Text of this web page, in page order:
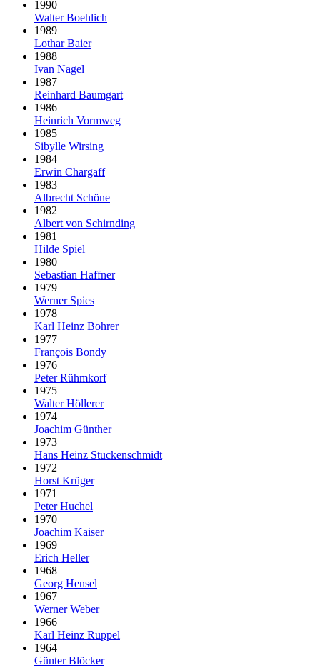
1990
Walter Boehlich
1989
Lothar Baier
1988
Ivan Nagel
1987
Reinhard Baumgart
1986
Heinrich Vormweg
1985
Sibylle Wirsing
1984
Erwin Chargaff
1983
Albrecht Schöne
1982
Albert von Schirnding
1981
Hilde Spiel
1980
Sebastian Haffner
1979
Werner Spies
1978
Karl Heinz Bohrer
1977
François Bondy
1976
Peter Rühmkorf
1975
Walter Höllerer
1974
Joachim Günther
1973
Hans Heinz Stuckenschmidt
1972
Horst Krüger
1971
Peter Huchel
1970
Joachim Kaiser
1969
Erich Heller
1968
Georg Hensel
1967
Werner Weber
1966
Karl Heinz Ruppel
1964
Günter Blöcker